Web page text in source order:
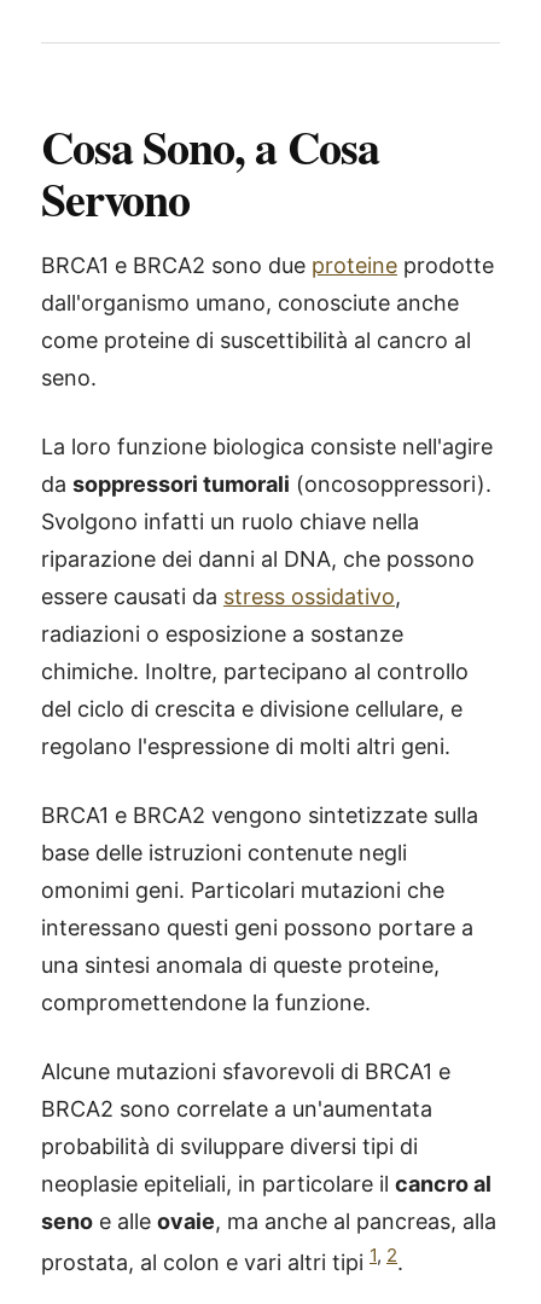
Cosa Sono, a Cosa
Servono
BRCA1 e BRCA2 sono due proteine prodotte
dall'organismo umano, conosciute anche
come proteine di suscettibilità al cancro al
seno.
La loro funzione biologica consiste nell'agire
da soppressori tumorali (oncosoppressori).
Svolgono infatti un ruolo chiave nella
riparazione dei danni al DNA, che possono
essere causati da stress ossidativo,
radiazioni o esposizione a sostanze
chimiche. Inoltre, partecipano al controllo
del ciclo di crescita e divisione cellulare, e
regolano l'espressione di molti altri geni.
BRCA1 e BRCA2 vengono sintetizzate sulla
base delle istruzioni contenute negli
omonimi geni. Particolari mutazioni che
interessano questi geni possono portare a
una sintesi anomala di queste proteine,
compromettendone la funzione.
Alcune mutazioni sfavorevoli di BRCA1 e
BRCA2 sono correlate a un'aumentata
probabilità di sviluppare diversi tipi di
neoplasie epiteliali, in particolare il cancro al
seno e alle ovaie, ma anche al pancreas, alla
prostata, al colon e vari altri tipi 1, 2.